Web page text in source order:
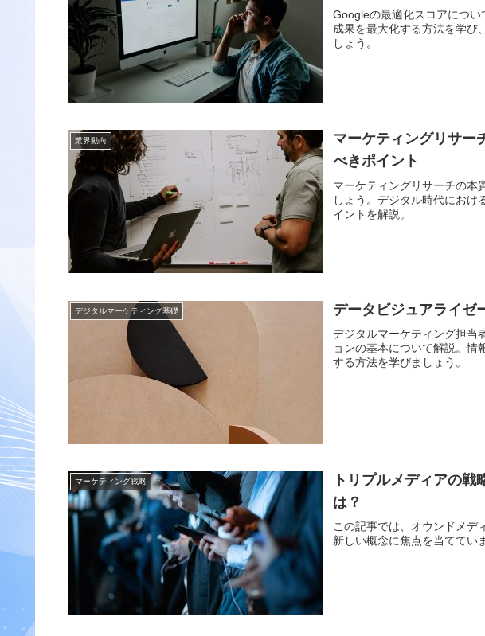
Googleの最適化スコアについ
成果を最大化する方法を学び
しょう。
業界動向
マーケティングリサー
べきポイント
マーケティングリサーチの本
しょう。デジタル時代におけ
イントを解説。
デジタルマーケティング基礎 データビジュアライゼ
デジタルマーケティング担当
ョンの基本について解説。情
する方法を学びましょう。
マーケティング戦略
トリプルメディアの
は？
この記事では、オウンドメデ
新しい概念に焦点を当ててい